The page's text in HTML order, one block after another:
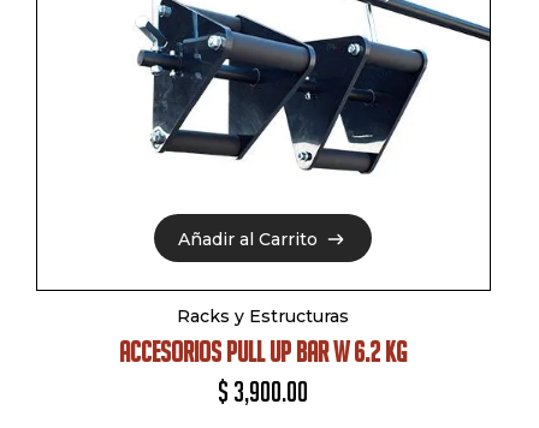
Añadir al Carrito
Añadir al Carrito
Racks y Estructuras
ACCESORIOS PULL UP BAR W 6.2 KG
$ 3,900.00